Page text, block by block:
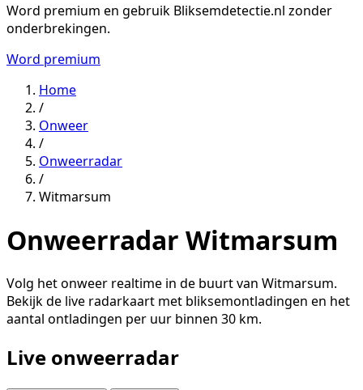
Word premium en gebruik Bliksemdetectie.nl zonder
onderbrekingen.
Word premium
Home
/
Onweer
/
Onweerradar
/
Witmarsum
Onweerradar Witmarsum
Volg het onweer realtime in de buurt van Witmarsum.
Bekijk de live radarkaart met bliksemontladingen en het
aantal ontladingen per uur binnen 30 km.
Live onweerradar